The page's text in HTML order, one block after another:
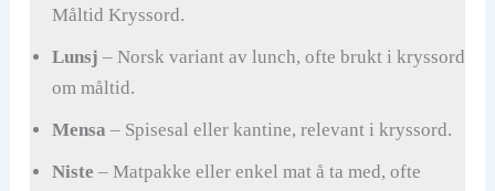
Måltid Kryssord.
Lunsj – Norsk variant av lunch, ofte brukt i kryssord
om måltid.
Mensa – Spisesal eller kantine, relevant i kryssord.
Niste – Matpakke eller enkel mat å ta med, ofte